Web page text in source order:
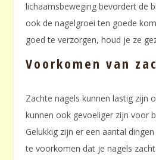
lichaamsbeweging bevordert de
ook de nagelgroei ten goede
goed te verzorgen, houd je ze
Voorkomen van
Zachte nagels kunnen lastig zijn
kunnen ook gevoeliger zijn voor
Gelukkig zijn er een aantal
te voorkomen dat je nagels